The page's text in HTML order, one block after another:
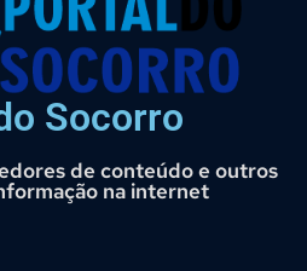
Socorro
de conteúdo e outros
na internet